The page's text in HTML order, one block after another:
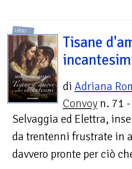
LIBRI
Tisane
di Adriana
Convoy n. 71
Selvaggia ed Elettra,
da trentenni frustrate in
davvero pronte per ciò